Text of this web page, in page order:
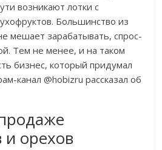
возникают лотки с
Большинство из
мешает зарабатывать, спрос-
Тем не менее, и на таком
бизнес, который придумал
канал @hobizru рассказал об
и орехов